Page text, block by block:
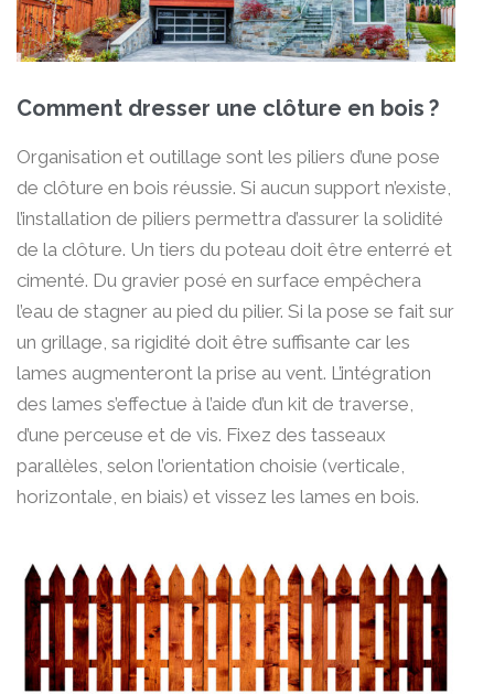
Comment dresser une clôture en bois ?
Organisation et outillage sont les piliers d’une pose
de clôture en bois réussie. Si aucun support n’existe,
l’installation de piliers permettra d’assurer la solidité
de la clôture. Un tiers du poteau doit être enterré et
cimenté. Du gravier posé en surface empêchera
l’eau de stagner au pied du pilier. Si la pose se fait sur
un grillage, sa rigidité doit être suffisante car les
lames augmenteront la prise au vent. L’intégration
des lames s’effectue à l’aide d’un kit de traverse,
d’une perceuse et de vis. Fixez des tasseaux
parallèles, selon l’orientation choisie (verticale,
horizontale, en biais) et vissez les lames en bois.